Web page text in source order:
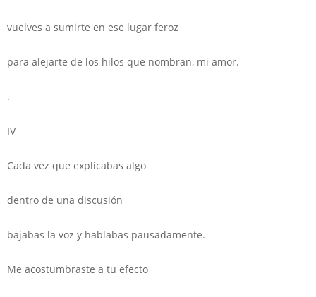
vuelves a sumirte en ese lugar feroz
para alejarte de los hilos que nombran, mi amor.
.
IV
Cada vez que explicabas algo
dentro de una discusión
bajabas la voz y hablabas pausadamente.
Me acostumbraste a tu efecto